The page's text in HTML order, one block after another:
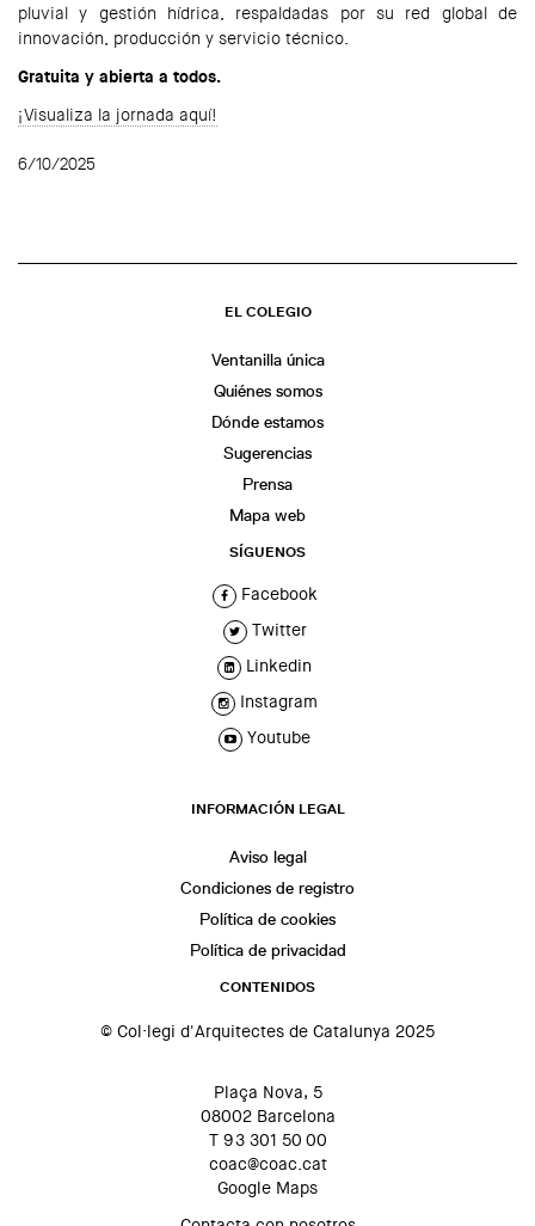
pluvial y gestión hídrica, respaldadas por su red global de
innovación, producción y servicio técnico.
Gratuita y abierta a todos.
¡Visualiza la jornada aquí!
6/10/2025
EL COLEGIO
Ventanilla única
Quiénes somos
Dónde estamos
Sugerencias
Prensa
Mapa web
SÍGUENOS
Facebook
Twitter
Linkedin
Instagram
Youtube
INFORMACIÓN LEGAL
Aviso legal
Condiciones de registro
Política de cookies
Política de privacidad
CONTENIDOS
© Col·legi d'Arquitectes de Catalunya 2025
Plaça Nova, 5
08002 Barcelona
T 93 301 50 00
coac@coac.cat
Google Maps